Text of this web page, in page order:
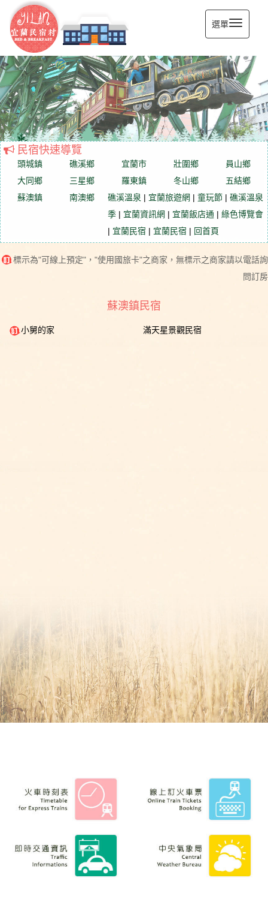
宜蘭民宿村
選單
民宿快速導覽
頭城鎮 礁溪鄉 宜蘭市 壯圍鄉
員山鄉
大同鄉
三星鄉 羅東鎮 冬山鄉
五結鄉
蘇澳鎮
南澳鄉 礁溪溫泉 | 宜蘭旅遊網 |童玩節 |礁溪溫泉
季 | 宜蘭資訊網 | 宜蘭飯店通 |綠色博覽會
| 宜蘭民宿 | 宜蘭民宿 | 回首頁
標示為"可線上預定"，"使用國旅卡"之商家，無標示之商家請以電話詢
問訂房
蘇澳鎮民宿
小舅的家 滿天星景觀民宿